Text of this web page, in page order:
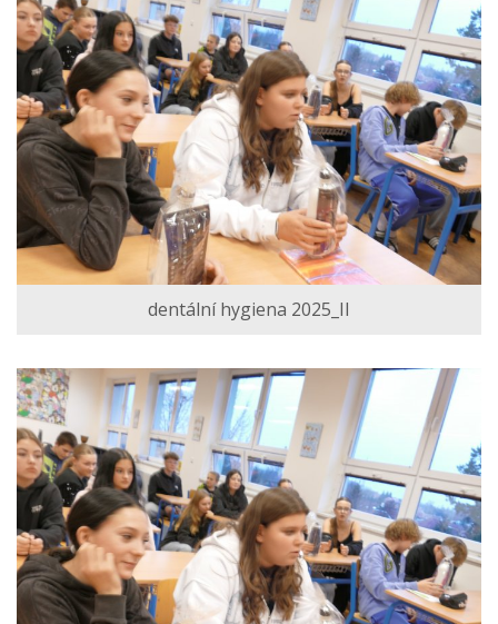
dentální hygiena 2025_II